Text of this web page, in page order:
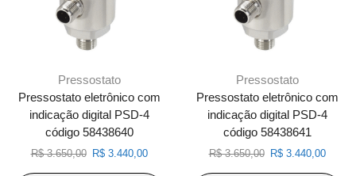
Pressostato
Pressostato eletrônico com
indicação digital PSD-4
código 58438640
R$3.650,00 OR$3.440,00O
Pressostato
Pressostato eletrônico com
indicação digital PSD-4
código 58438641
R$3.650,00 OR$3.440,00O